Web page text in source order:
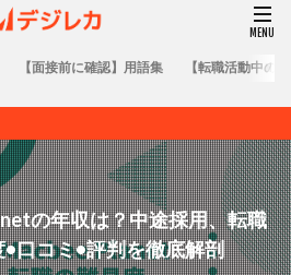
【面接前に確認】用語集 【転職活動中の
の年収は？中途採用、転職
口コミ•評判を徹底解剖